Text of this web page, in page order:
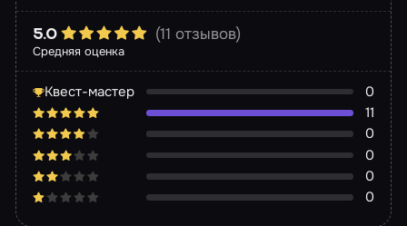
Средняя оценка
5.0 (11 отзывов)
Квест-мастер
0
11
0
0
0
0